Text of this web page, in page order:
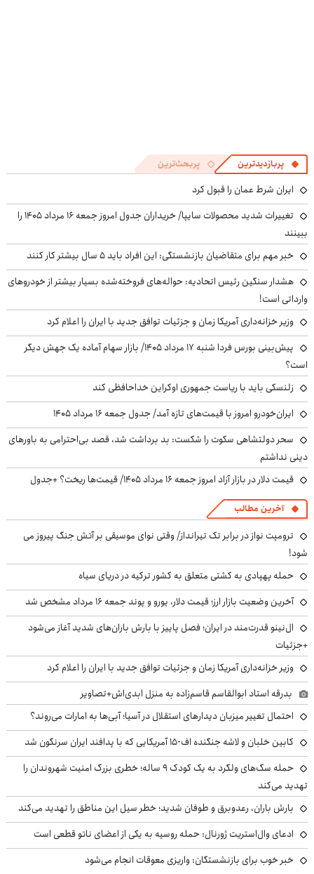
پربازدیدترین پربحث‌ترین
ایران شرط عمان را قبول کرد
تغییرات شدید محصولات سایپا/ خریداران جدول امروز جمعه ۱۶ مرداد ۱۴۰۵ را
ببینند
خبر مهم برای متقاضیان بازنشستگی: این افراد باید ۵ سال بیشتر کار کنند
هشدار سنگین رئیس اتحادیه: حواله‌های فروخته‌شده بسیار بیشتر از خودروهای
وارداتی است!
وزیر خزانه‌داری آمریکا زمان و جزئیات توافق جدید با ایران را اعلام کرد
پیش‌بینی بورس فردا شنبه ۱۷ مرداد ۱۴۰۵/ بازار سهام آماده یک جهش دیگر
است؟
زلنسکی باید با ریاست جمهوری اوکراین خداحافظی کند
ایران‌خودرو امروز با قیمت‌های تازه آمد/ جدول جمعه ۱۶ مرداد ۱۴۰۵
سحر دولتشاهی سکوت را شکست: بد برداشت شد، قصد بی‌احترامی به باورهای
دینی نداشتم
قیمت دلار در بازار آزاد امروز جمعه ۱۶ مرداد ۱۴۰۵/ قیمت‌ها ریخت؟ +جدول
آخرین مطالب
ترومپت نواز در برابر تک تیرانداز/ وقتی نوای موسیقی بر آتش جنگ پیروز می
شود!
حمله پهپادی به کشتی متعلق به کشور ترکیه در دریای سیاه
آخرین وضعیت بازار ارز؛ قیمت دلار، یورو و پوند جمعه ۱۶ مرداد مشخص شد
ال‌نینو قدرت‌مند در ایران؛ فصل پاییز با بارش باران‌های شدید آغاز می‌شود
+جزئیات
وزیر خزانه‌داری آمریکا زمان و جزئیات توافق جدید با ایران را اعلام کرد
بدرقه استاد ابوالقاسم قاسم‌زاده به منزل ابدی‌اش+تصاویر
احتمال تغییر میزبان دیدارهای استقلال در آسیا؛ آبی‌ها به امارات می‌روند؟
کابین خلبان و لاشه جنگنده اف-۱۵ آمریکایی که با پدافند ایران سرنگون شد
حمله سگ‌های ولگرد به یک کودک ۹ ساله؛ خطری بزرگ امنیت شهروندان را
تهدید می‌کند
بارش باران، رعدوبرق و طوفان شدید؛ خطر سیل این مناطق را تهدید می‌کند
ادعای وال‌استریت ژورنال: حمله روسیه به یکی از اعضای ناتو قطعی است
خبر خوب برای بازنشستگان: واریزی معوقات انجام می‌شود